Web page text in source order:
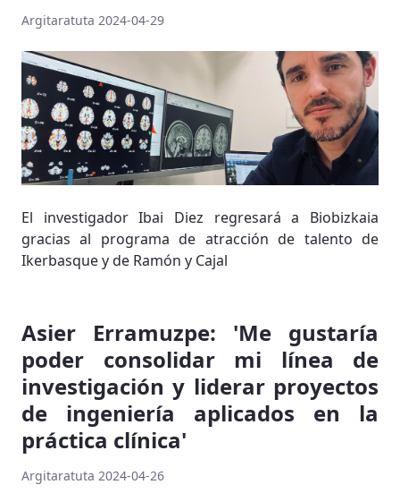
Argitaratuta 2024-04-29
El investigador Ibai Diez regresará a Biobizkaia
gracias al programa de atracción de talento de
Ikerbasque y de Ramón y Cajal
Asier Erramuzpe: 'Me gustaría
poder consolidar mi línea de
investigación y liderar proyectos
de ingeniería aplicados en la
práctica clínica'
Argitaratuta 2024-04-26